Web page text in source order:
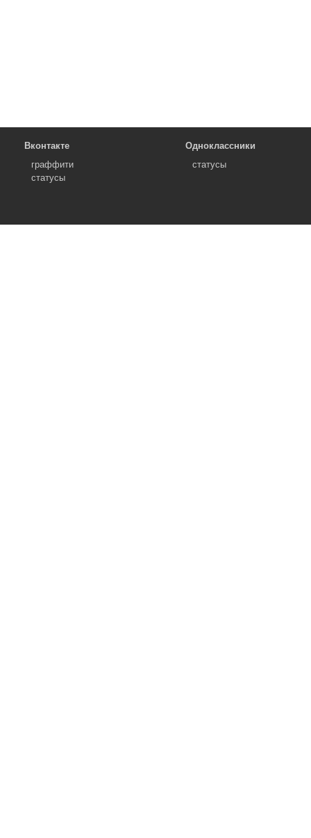
Вконтакте
граффити
статусы
Одноклассники
статусы